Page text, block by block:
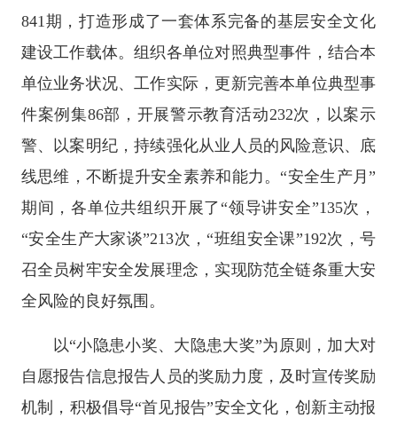
841期，打造形成了一套体系完备的基层安全文化
建设工作载体。组织各单位对照典型事件，结合本
单位业务状况、工作实际，更新完善本单位典型事
件案例集86部，开展警示教育活动232次，以案示
警、以案明纪，持续强化从业人员的风险意识、底
线思维，不断提升安全素养和能力。“安全生产月”
期间，各单位共组织开展了“领导讲安全”135次，
“安全生产大家谈”213次，“班组安全课”192次，号
召全员树牢安全发展理念，实现防范全链条重大安
全风险的良好氛围。
以“小隐患小奖、大隐患大奖”为原则，加大对
自愿报告信息报告人员的奖励力度，及时宣传奖励
机制，积极倡导“首见报告”安全文化，创新主动报